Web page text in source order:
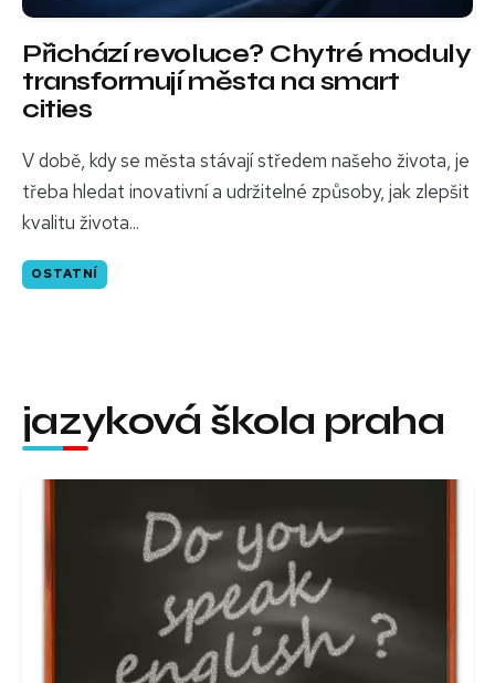
Přichází revoluce? Chytré moduly
transformují města na smart
cities
V době, kdy se města stávají středem našeho života, je
třeba hledat inovativní a udržitelné způsoby, jak zlepšit
kvalitu života...
OSTATNÍ
jazyková škola praha